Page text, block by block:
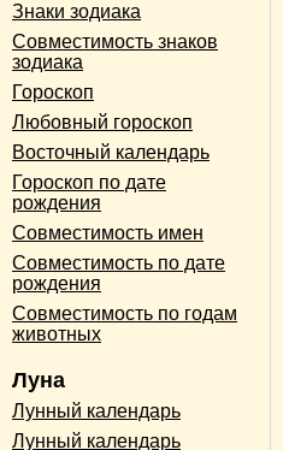
Знаки зодиака
Совместимость знаков
зодиака
Гороскоп
Любовный гороскоп
Восточный календарь
Гороскоп по дате
рождения
Совместимость имен
Совместимость по дате
рождения
Совместимость по годам
животных
Луна
Лунный календарь
Лунный календарь